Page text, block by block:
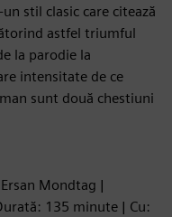
stil clasic care citează
astfel triumful
la parodie la
intensitate de ce
sunt două chestiuni
Mondtag |
135 minute | Cu: